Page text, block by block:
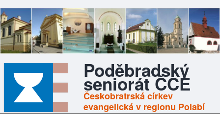
Poděbradský
seniorát ČCE
Českobratrská církev
evangelická v regionu Polabí